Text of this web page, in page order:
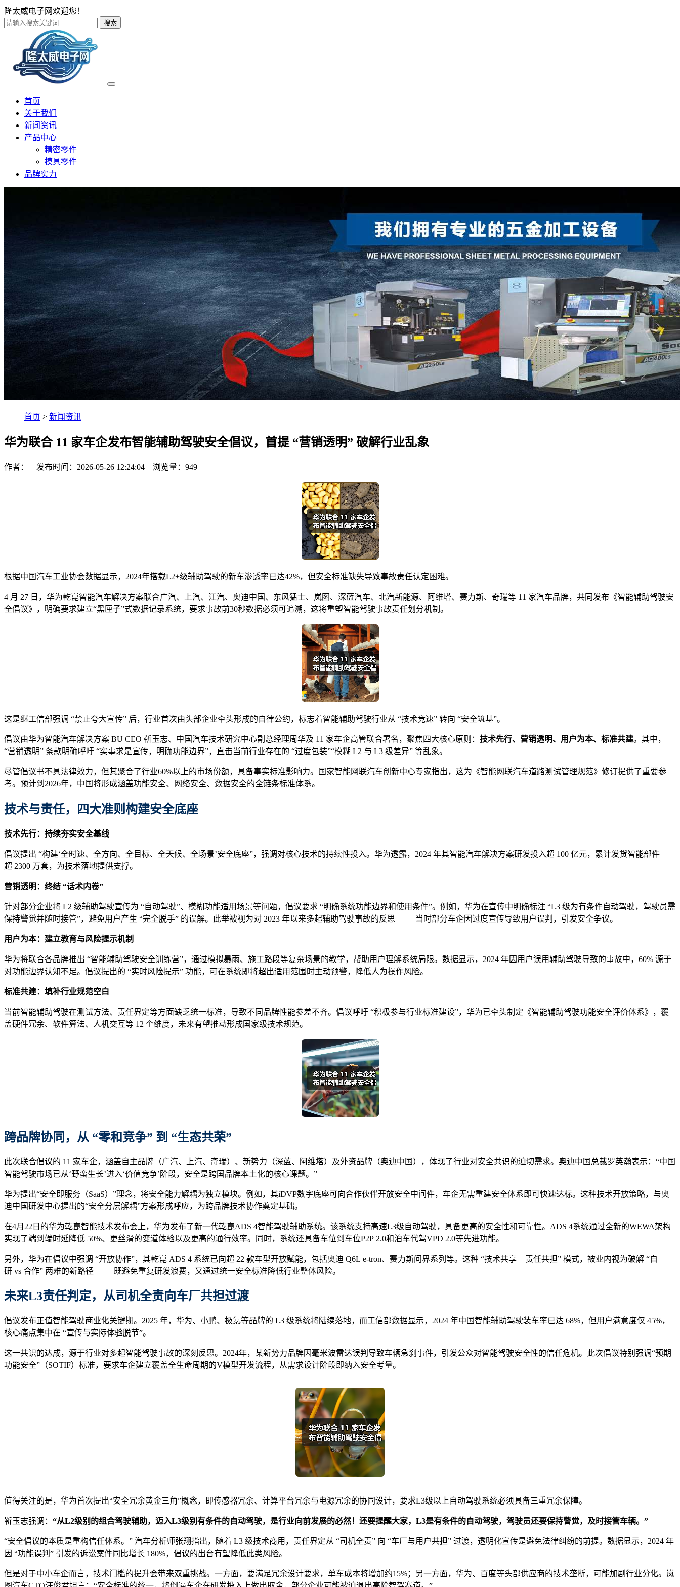
隆太威电子网欢迎您！
搜索
首页
关于我们
新闻资讯
产品中心
精密零件
模具零件
品牌实力
首页 > 新闻资讯
华为联合 11 家车企发布智能辅助驾驶安全倡议，首提 “营销透明” 破解行业乱象
作者： 发布时间：2026-05-26 12:24:04 浏览量： 949
根据中国汽车工业协会数据显示，2024年搭载L2+级辅助驾驶的新车渗透率已达42%，但安全标准缺失导致事故责任认定困难。
4 月 27 日，华为乾崑智能汽车解决方案联合广汽、上汽、江汽、奥迪中国、东风猛士、岚图、深蓝汽车、北汽新能源、阿维塔、赛力斯、奇瑞等 11 家汽车品牌，共同发布《智能辅助驾驶安
全倡议》，明确要求建立“黑匣子”式数据记录系统，要求事故前30秒数据必须可追溯，这将重塑智能驾驶事故责任划分机制。
这是继工信部强调 “禁止夸大宣传” 后，行业首次由头部企业牵头形成的自律公约，标志着智能辅助驾驶行业从 “技术竞速” 转向 “安全筑基”。
倡议由华为智能汽车解决方案 BU CEO 靳玉志、中国汽车技术研究中心副总经理周华及 11 家车企高管联合署名，聚焦四大核心原则： 技术先行、营销透明、用户为本、标准共建。其中，
“营销透明” 条款明确呼吁 “实事求是宣传，明确功能边界”，直击当前行业存在的 “过度包装”“模糊 L2 与 L3 级差异” 等乱象。
尽管倡议书不具法律效力，但其聚合了行业60%以上的市场份额，具备事实标准影响力。国家智能网联汽车创新中心专家指出，这为《智能网联汽车道路测试管理规范》修订提供了重要参
考。预计到2026年，中国将形成涵盖功能安全、网络安全、数据安全的全链条标准体系。
技术与责任， 四大准则构建安全底座
技术先行：持续夯实安全基线
倡议提出 “构建‘全时速、全方向、全目标、全天候、全场景’安全底座”，强调对核心技术的持续性投入。华为透露，2024 年其智能汽车解决方案研发投入超 100 亿元，累计发货智能部件
超 2300 万套，为技术落地提供支撑。
营销透明：终结 “话术内卷”
针对部分企业将 L2 级辅助驾驶宣传为 “自动驾驶”、模糊功能适用场景等问题，倡议要求 “明确系统功能边界和使用条件”。例如，华为在宣传中明确标注 “L3 级为有条件自动驾驶，驾驶员需
保持警觉并随时接管”，避免用户产生 “完全脱手” 的误解。此举被视为对 2023 年以来多起辅助驾驶事故的反思 —— 当时部分车企因过度宣传导致用户误判，引发安全争议。
用户为本：建立教育与风险提示机制
华为将联合各品牌推出 “智能辅助驾驶安全训练营”，通过模拟暴雨、施工路段等复杂场景的教学，帮助用户理解系统局限。数据显示，2024 年因用户误用辅助驾驶导致的事故中，60% 源于
对功能边界认知不足。倡议提出的 “实时风险提示” 功能，可在系统即将超出适用范围时主动预警，降低人为操作风险。
标准共建：填补行业规范空白
当前智能辅助驾驶在测试方法、责任界定等方面缺乏统一标准，导致不同品牌性能参差不齐。倡议呼吁 “积极参与行业标准建设”，华为已牵头制定《智能辅助驾驶功能安全评价体系》，覆
盖硬件冗余、软件算法、人机交互等 12 个维度，未来有望推动形成国家级技术规范。
跨品牌协同 ， 从 “零和竞争” 到 “生态共荣”
此次联合倡议的 11 家车企，涵盖自主品牌（广汽、上汽、奇瑞）、新势力（深蓝、阿维塔）及外资品牌（奥迪中国），体现了行业对安全共识的迫切需求。奥迪中国总裁罗英瀚表示：“中国
智能驾驶市场已从‘野蛮生长’进入‘价值竞争’阶段，安全是跨国品牌本土化的核心课题。”
华为提出“安全即服务（SaaS）”理念，将安全能力解耦为独立模块。例如，其iDVP数字底座可向合作伙伴开放安全中间件，车企无需重建安全体系即可快速达标。这种技术开放策略，与奥
迪中国研发中心提出的“安全分层解耦”方案形成呼应，为跨品牌技术协作奠定基础。
在4月22日的华为乾崑智能技术发布会上，华为发布了新一代乾崑ADS 4智能驾驶辅助系统。该系统支持高速L3级自动驾驶，具备更高的安全性和可靠性。ADS 4系统通过全新的WEWA架构
实现了端到端时延降低 50%、更丝滑的变道体验以及更高的通行效率。同时，系统还具备车位到车位P2P 2.0和泊车代驾VPD 2.0等先进功能。
另外，华为在倡议中强调 “开放协作”，其乾崑 ADS 4 系统已向超 22 款车型开放赋能，包括奥迪 Q6L e-tron、赛力斯问界系列等。这种 “技术共享 + 责任共担” 模式，被业内视为破解 “自
研 vs 合作” 两难的新路径 —— 既避免重复研发浪费，又通过统一安全标准降低行业整体风险。
未来L3责任判定，从司机全责向车厂共担过渡
倡议发布正值智能驾驶商业化关键期。2025 年，华为、小鹏、极氪等品牌的 L3 级系统将陆续落地，而工信部数据显示，2024 年中国智能辅助驾驶装车率已达 68%，但用户满意度仅 45%，
核心痛点集中在 “宣传与实际体验脱节”。
这一共识的达成，源于行业对多起智能驾驶事故的深刻反思。2024年，某新势力品牌因毫米波雷达误判导致车辆急刹事件，引发公众对智能驾驶安全性的信任危机。此次倡议特别强调“预期
功能安全”（SOTIF）标准，要求车企建立覆盖全生命周期的V模型开发流程，从需求设计阶段即纳入安全考量。
值得关注的是，华为首次提出“安全冗余黄金三角”概念，即传感器冗余、计算平台冗余与电源冗余的协同设计，要求L3级以上自动驾驶系统必须具备三重冗余保障。
靳玉志强调： “从L2级别的组合驾驶辅助，迈入L3级别有条件的自动驾驶，是行业向前发展的必然！还要提醒大家，L3是有条件的自动驾驶，驾驶员还要保持警觉，及时接管车辆。”
“安全倡议的本质是重构信任体系。” 汽车分析师张翔指出，随着 L3 级技术商用，责任界定从 “司机全责” 向 “车厂与用户共担” 过渡，透明化宣传是避免法律纠纷的前提。数据显示，2024 年
因 “功能误判” 引发的诉讼案件同比增长 180%，倡议的出台有望降低此类风险。
但是对于中小车企而言，技术门槛的提升会带来双重挑战。一方面，要满足冗余设计要求，单车成本将增加约15%；另一方面，华为、百度等头部供应商的技术垄断，可能加剧行业分化。岚